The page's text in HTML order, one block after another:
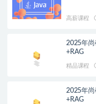
高薪课程
2025年尚
+RAG
精品课程
2025年尚
+RAG